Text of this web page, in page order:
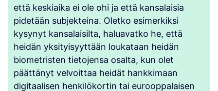
että keskiaika ei ole ohi ja että kansalaisia
pidetään subjekteina. Oletko esimerkiksi
kysynyt kansalaisilta, haluavatko he, että
heidän yksityisyyttään loukataan heidän
biometristen tietojensa osalta, kun olet
päättänyt velvoittaa heidät hankkimaan
digitaalisen henkilökortin tai eurooppalaisen